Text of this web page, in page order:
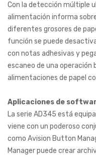
Con la detección múltiple
alimentación informa
diferentes grosores de
función se puede
con notas adhesivas y
escaneo de una
alimentaciones de papel
Aplicaciones de
La serie AD345 está
viene con un poderoso
como Avision Button
Manager puede crear